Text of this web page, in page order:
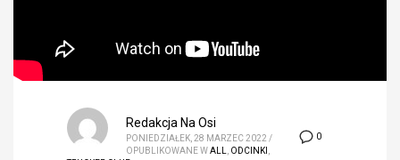
0
Redakcja Na Osi
PONIEDZIAŁEK, 28 MARZEC 2022 /
OPUBLIKOWANE WALL, ODCINKI ,